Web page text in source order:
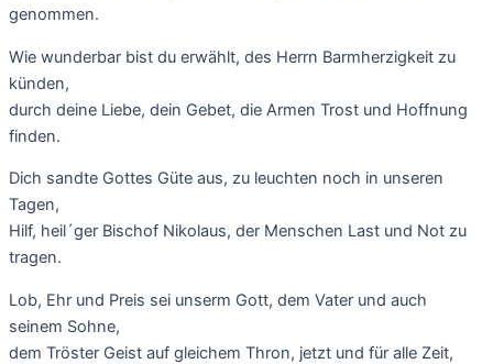
genommen.
Wie wunderbar bist du erwählt, des Herrn Barmherzigkeit zu
künden,
durch deine Liebe, dein Gebet, die Armen Trost und Hoffnung
finden.
Dich sandte Gottes Güte aus, zu leuchten noch in unseren
Tagen,
Hilf, heil´ger Bischof Nikolaus, der Menschen Last und Not zu
tragen.
Lob, Ehr und Preis sei unserm Gott, dem Vater und auch
seinem Sohne,
dem Tröster Geist auf gleichem Thron, jetzt und für alle Zeit,